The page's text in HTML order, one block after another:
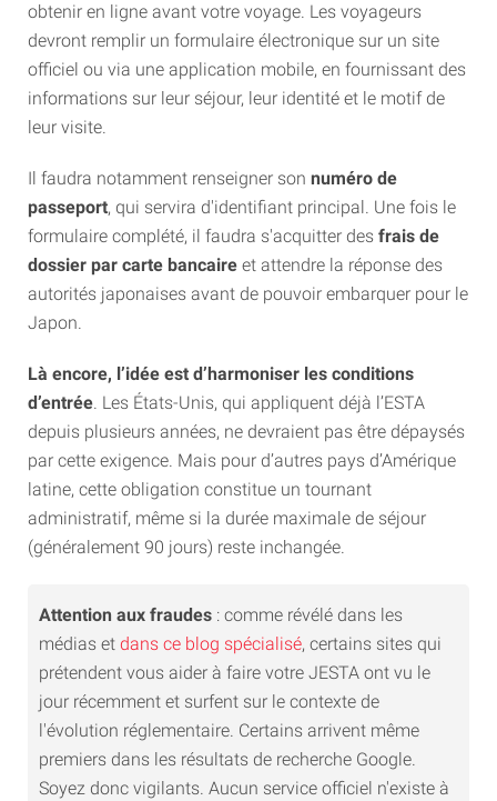
obtenir en ligne avant votre voyage. Les voyageurs
devront remplir un formulaire électronique sur un site
officiel ou via une application mobile, en fournissant des
informations sur leur séjour, leur identité et le motif de
leur visite.
Il faudra notamment renseigner son numéro de
passeport, qui servira d'identifiant principal. Une fois le
formulaire complété, il faudra s'acquitter des frais de
dossier par carte bancaire et attendre la réponse des
autorités japonaises avant de pouvoir embarquer pour le
Japon.
Là encore, l’idée est d’harmoniser les conditions
d’entrée. Les États-Unis, qui appliquent déjà l’ESTA
depuis plusieurs années, ne devraient pas être dépaysés
par cette exigence. Mais pour d’autres pays d’Amérique
latine, cette obligation constitue un tournant
administratif, même si la durée maximale de séjour
(généralement 90 jours) reste inchangée.
Attention aux fraudes : comme révélé dans les
médias et dans ce blog spécialisé, certains sites qui
prétendent vous aider à faire votre JESTA ont vu le
jour récemment et surfent sur le contexte de
l'évolution réglementaire. Certains arrivent même
premiers dans les résultats de recherche Google.
Soyez donc vigilants. Aucun service officiel n'existe à